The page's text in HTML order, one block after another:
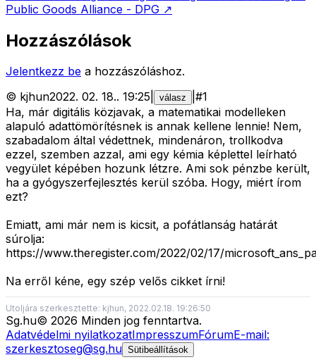
Public Goods Alliance - DPG ↗
Hozzászólások
Jelentkezz be a hozzászóláshoz.
© kjhun2022. 02. 18.. 19:25 válasz #1
Ha, már digitális közjavak, a matematikai modelleken
alapuló adattömörítésnek is annak kellene lennie! Nem,
szabadalom által védettnek, mindenáron, trollkodva
ezzel, szemben azzal, ami egy kémia képlettel leírható
vegyület képében hozunk létzre. Ami sok pénzbe került,
ha a gyógyszerfejlesztés kerül szóba. Hogy, miért írom
ezt?
Emiatt, ami már nem is kicsit, a pofátlanság határát
súrolja:
https://www.theregister.com/2022/02/17/
Na erről kéne, egy szép velős cikket írni!
Utoljára szerkesztette: kjhun, 2022.02.18. 19:26:50
Sg.hu© 2026 Minden jog fenntartva.
Adatvédelmi nyilatkozatImpresszumFórumE-mail:
szerkesztoseg@sg.hu Sütibeállítások